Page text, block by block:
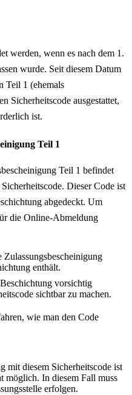
werden, wenn es nach dem 1.
wurde. Seit diesem Datum
Teil 1 (ehemals
Sicherheitscode ausgestattet,
ist.
Teil 1
Teil 1 befindet
Dieser Code ist
abgedeckt. Um
die Online-Abmeldung
enthält.
vorsichtig
sichtbar zu machen.
wie man den Code
mit diesem Sicherheitscode ist
möglich. In diesem Fall muss
erfolgen.